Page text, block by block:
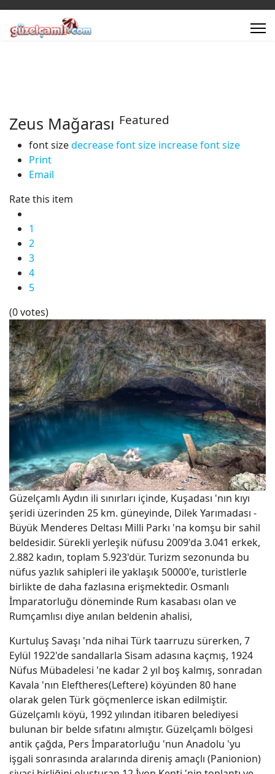
Zeus Mağarası Featured
font sizedecrease font size increase font size
Print
Email
Rate this item
1
2
3
4
5
(0 votes)
Güzelçamlı Aydın ili sınırları içinde, Kuşadası 'nın kıyı
şeridi üzerinden 25 km. güneyinde, Dilek Yarımadası -
Büyük Menderes Deltası Milli Parkı 'na komşu bir sahil
beldesidir. Sürekli yerleşik nüfusu 2009'da 3.041 erkek,
2.882 kadın, toplam 5.923'dür. Turizm sezonunda bu
nüfus yazlık sahipleri ile yaklaşık 50000'e, turistlerle
birlikte de daha fazlasına erişmektedir. Osmanlı
İmparatorluğu döneminde Rum kasabası olan ve
Rumçamlısı diye anılan beldenin ahalisi,
Kurtuluş Savaşı 'nda nihai Türk taarruzu sürerken, 7
Eylül 1922'de sandallarla Sisam adasına kaçmış, 1924
Nüfus Mübadelesi 'ne kadar 2 yıl boş kalmış, sonradan
Kavala 'nın Eleftheres(Leftere) köyünden 80 hane
olarak gelen Türk göçmenlerce iskan edilmiştir.
Güzelçamlı köyü, 1992 yılından itibaren belediyesi
bulunan bir belde sıfatını almıştır. Güzelçamlı bölgesi
antik çağda, Pers İmparatorluğu 'nun Anadolu 'yu
işgali sonrasında aralarında direniş amaçlı (Panionion)